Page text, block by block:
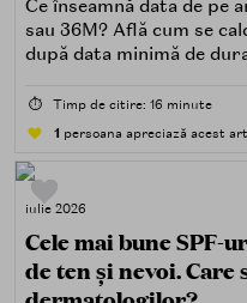
Ce înseamnă data de pe
sau 36M? Află cum se
după data minimă de
⏱️ Timp de citire: 16 minute
1 persoana apreciază acest
iulie 2026
Cele mai bune SPF-
de ten și nevoi.